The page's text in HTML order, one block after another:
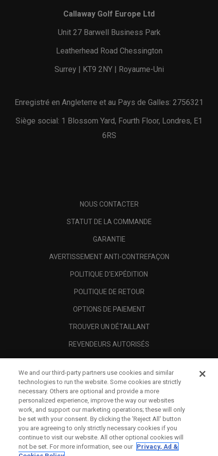
Callaway Golf Europe Ltd
Unit 27 Barwell Business Park
Leatherhead Road Chessington
Surrey | KT9 2NY | Royaume-Uni
Enregistré en Angleterre et au Pays de Galles: 2756321
Siège social: 1 Blossom Yard, Fourth Floor, Londres, E1
6RS
NOUS CONTACTER
STATUT DE LA COMMANDE
GARANTIE
AVERTISSEMENT ANTI-CONTREFAÇON
POLITIQUE D'EXPÉDITION
POLITIQUE DE RETOUR
OPTIONS DE PAIEMENT
TROUVER UN DÉTAILLANT
REVENDEURS AUTORISÉS
A PROPOS
MENTIONS LÉGALES
We and our third-party partners use cookies and similar
technologies to run the website. Some cookies are strictly
necessary. Others are optional and provide a more
personalized experience, improve the way our websites
work, and support our marketing operations; these will only
be set with your consent. By clicking the ‘Reject All' button
you are agreeing to only strictly necessary cookies if you
continue to visit our website. All other optional cookies will
not be set. For more information, see our Privacy, Ad &